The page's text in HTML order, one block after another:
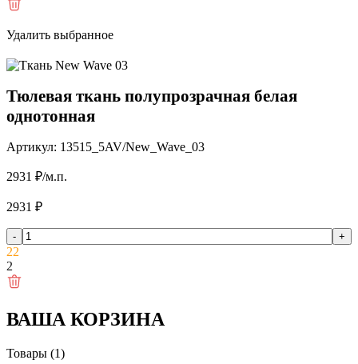
Удалить выбранное
Тюлевая ткань полупрозрачная белая
однотонная
Артикул: 13515_5AV/New_Wave_03
2931 ₽/м.п.
2931 ₽
- +
22
2
ВАША КОРЗИНА
Товары (1)